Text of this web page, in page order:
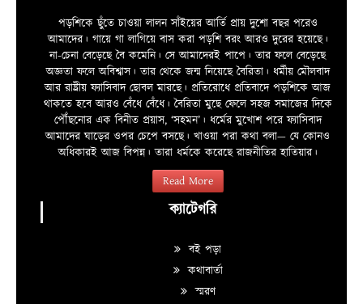
পড়শিকে ছুঁতে চাওয়া লালন সাঁইয়ের আর্তি প্রায় দুশো বছর পরেও
আমাদের। গায়ে গা লাগিয়ে বাস করা পড়শি বরং আরও দুরের হয়েছে।
না-চেনা বেড়েছে বৈ কমেনি। সে আমাদেরই পাপে। তার ফলে বেড়েছে
অজ্ঞতা ফলে অবিশ্বাস। তার থেকে জন্ম নিয়েছে বৈরিতা। ধর্মীয় মৌলবাদ
আর রাষ্ট্রীয় ফ্যাসিবাদ ছোবল মারছে। প্রতিরোধে প্রতিবাদে পড়শিকে আজ
থাকতে হবে আরও বেঁধে বেঁধে। বৈরিতা মুছে ফেলে সহজ সমাজের দিকে
পৌঁছনোর এক বিনীত প্রয়াস, ‘সহমন’। ধর্মের মুখোশ পরে ফ্যাসিবাদ
আমাদের ঘাড়ের ওপর চেপে বসছে। খাওয়া পরা কথা বলা—­­ যে কোনও
অধিকারই আজ বিপন্ন। তারা ধর্মকে করেছে রাজনীতির হাতিয়ার।
Read More
ক্যাটেগরি
বই পড়া
কথাবার্তা
স্মরণ